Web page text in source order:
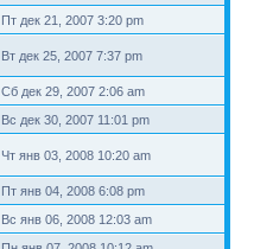
Пт дек 21, 2007 3:20 pm
Вт дек 25, 2007 7:37 pm
Сб дек 29, 2007 2:06 am
Вс дек 30, 2007 11:01 pm
Чт янв 03, 2008 10:20 am
Пт янв 04, 2008 6:08 pm
Вс янв 06, 2008 12:03 am